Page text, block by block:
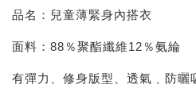
品名：兒童薄緊身內搭衣
面料：88％聚酯纖維12％氨綸
有彈力、修身版型、透氣﹑防曬